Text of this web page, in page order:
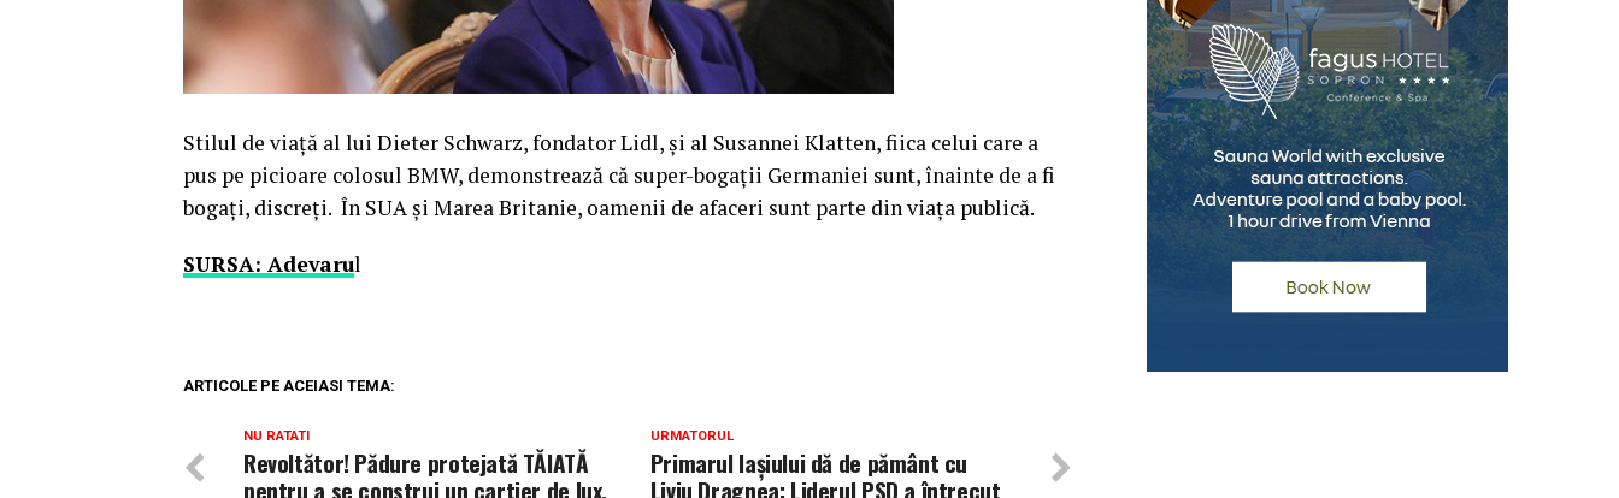
Stilul de viaţă al lui Dieter Schwarz, fondator Lidl, şi al Susannei Klatten, fiica celui care a
pus pe picioare colosul BMW, demonstrează că super-bogaţii Germaniei sunt, înainte de a fi
bogaţi, discreţi. În SUA şi Marea Britanie, oamenii de afaceri sunt parte din viaţa publică.
SURSA: Adevarul
ARTICOLE PE ACEIASI TEMA:
URMATORUL
Primarul Iașiului dă de pământ cu
Liviu Dragnea: Liderul PSD a întrecut
NU RATATI
Revoltător! Pădure protejată TĂIATĂ
pentru a se construi un cartier de lux.